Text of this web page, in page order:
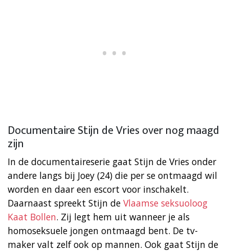
Documentaire Stijn de Vries over nog maagd
zijn
In de documentaireserie gaat Stijn de Vries onder
andere langs bij Joey (24) die per se ontmaagd wil
worden en daar een escort voor inschakelt.
Daarnaast spreekt Stijn de Vlaamse seksuoloog
Kaat Bollen. Zij legt hem uit wanneer je als
homoseksuele jongen ontmaagd bent. De tv-
maker valt zelf ook op mannen. Ook gaat Stijn de